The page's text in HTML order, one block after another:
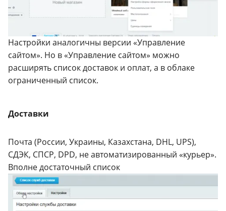
Настройки аналогичны версии «Управление
сайтом». Но в «Управление сайтом» можно
расширять список доставок и оплат, а в облаке
ограниченный список.
Доставки
Почта (России, Украины, Казахстана, DHL, UPS),
СДЭК, СПСР, DPD, не автоматизированный «курьер».
Вполне достаточный список